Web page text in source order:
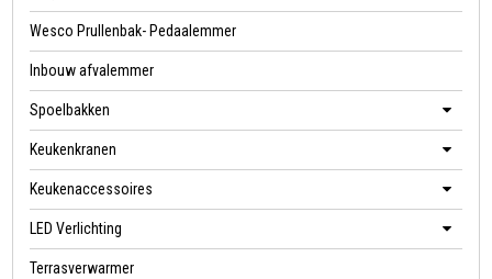
Wesco Prullenbak- Pedaalemmer
Inbouw afvalemmer
Spoelbakken
Keukenkranen
Keukenaccessoires
LED Verlichting
Terrasverwarmer